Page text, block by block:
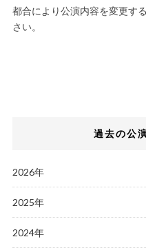
都合により公演内容を変更す
さい。
過去の公
2026年
2025年
2024年